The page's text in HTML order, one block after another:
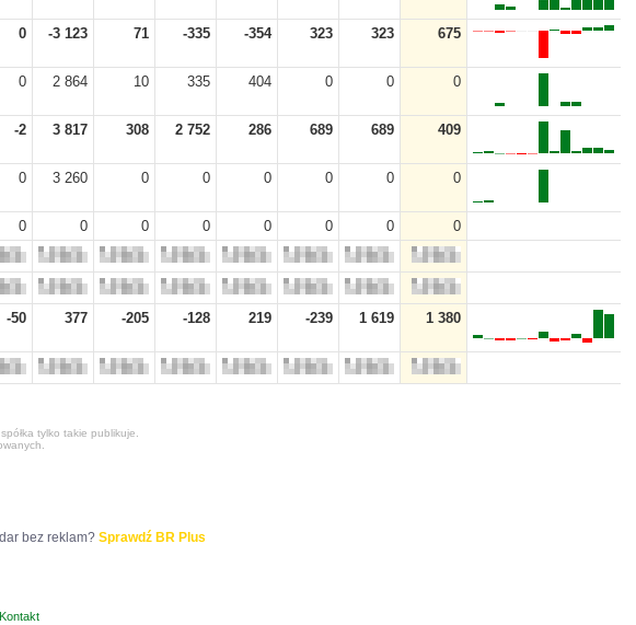
0 -3 123 71 -335 -354 323 323 675
0 2 864 10 335 404 0 0 0
-2 3 817 308 2 752 286 689 689 409
0 3 260 0 0 0 0 0 0
0 0 0 0 0 0 0
0
-50 377 -205 -128 219 -239 1 619 1 380
tylko takie publikuje.
bez reklam? Sprawdź BR Plus
Kontakt